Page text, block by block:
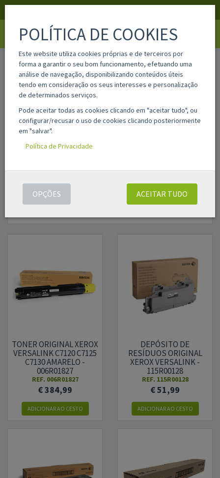
home compatíveis xerox
Filtros
XEROX
Filtro de texto:
Foram encontrados
TONER ORIGINAL XEROX
VERSALINK C7120 C7125
C7130 AMARELO -
006R01827
REF. 006R01827
€ 384,99
ADICIONAR AO CESTO
DEPÓSITO DE
RESÍDUOS ORIGINAL
XEROX VERSALINK -
115R00128
REF. 115R00128
€ 51,99
ADICIONAR AO CESTO
POLÍTICA DE COOKIES
Este website utiliza cookies próprias e de terceiros por
forma a garantir o seu bom funcionamento, efetuando uma
análise de navegação, disponibilizando conteúdos úteis
tendo em consideração os seus interesses e personalização
de determinados serviços.
Pode aceitar todas as cookies clicando em "aceitar tudo", ou
configurar/recusar o uso de cookies clicando posteriormente
em "salvar".
Política de Privacidade
ACEITAR TUDO
OPÇÕES